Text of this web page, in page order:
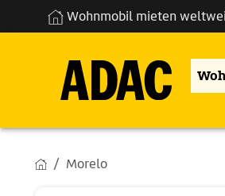
Wohnmobil mieten
Morelo